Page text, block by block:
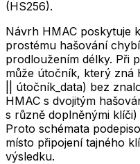
(HS256).
Návrh HMAC poskytuje
prostému hašování
prodloužením délky. Při
může útočník, který
|| útočník_data) bez
HMAC s dvojitým
s různě doplněnými
Proto schémata
místo připojení tajného
výsledku.